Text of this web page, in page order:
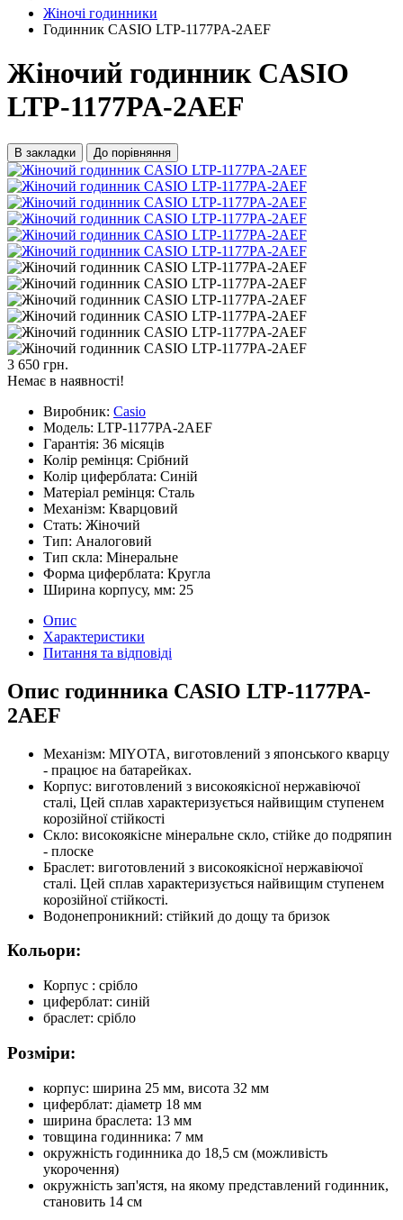
Жіночі годинники
Годинник CASIO LTP-1177PA-2AEF
Жіночий годинник CASIO
LTP-1177PA-2AEF
В закладки До порівняння
3 650 грн.
Немає в наявності!
Виробник: Casio
Модель: LTP-1177PA-2AEF
Гарантія: 36 місяців
Колір ремінця: Срібний
Колір циферблата: Синій
Матеріал ремінця: Сталь
Механізм: Кварцовий
Стать: Жіночий
Тип: Аналоговий
Тип скла: Мінеральне
Форма циферблата: Кругла
Ширина корпусу, мм: 25
Опис
Характеристики
Питання та відповіді
Опис годинника CASIO LTP-1177PA-
2AEF
Механізм: MIYOTA, виготовлений з японського кварцу
- працює на батарейках.
Корпус: виготовлений з високоякісної нержавіючої
сталі, Цей сплав характеризується найвищим ступенем
корозійної стійкості
Скло: високоякісне мінеральне скло, стійке до подряпин
- плоске
Браслет: виготовлений з високоякісної нержавіючої
сталі. Цей сплав характеризується найвищим ступенем
корозійної стійкості.
Водонепроникний: стійкий до дощу та бризок
Кольори:
Корпус : срібло
циферблат: синій
браслет: срібло
Розміри:
корпус: ширина 25 мм, висота 32 мм
циферблат: діаметр 18 мм
ширина браслета: 13 мм
товщина годинника: 7 мм
окружність годинника до 18,5 см (можливість
укорочення)
окружність зап'ястя, на якому представлений годинник,
становить 14 см